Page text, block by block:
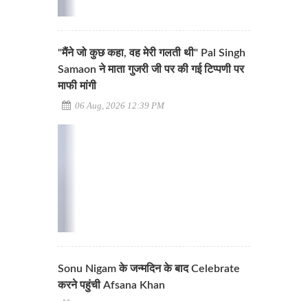
"मैंने जो कुछ कहा, वह मेरी गलती थी" Pal Singh
Samaon ने माता गुजरी जी पर की गई टिप्पणी पर
माफी मांगी
06 Aug, 2026 12:39 PM
Sonu Nigam के जन्मदिन के बाद Celebrate
करने पहुंची Afsana Khan